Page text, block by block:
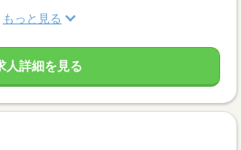
もっと見る
人詳細を見る